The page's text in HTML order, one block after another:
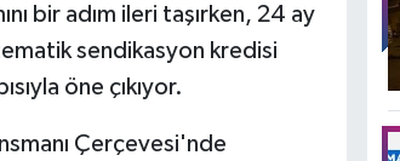
bir adım ileri taşırken, 24 ay
sendikasyon kredisi
öne çıkıyor.
Çerçevesi'nde